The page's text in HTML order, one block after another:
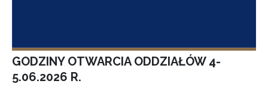
GODZINY OTWARCIA ODDZIAŁÓW 4-
5.06.2026 R.